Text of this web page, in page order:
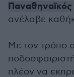
Παναθηναϊκός
ανέλαβε
Με τον τρόπο
πλέον να